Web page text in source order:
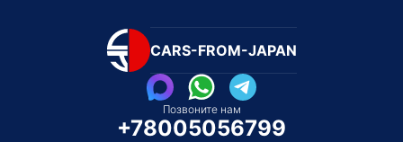
CARS-FROM-JAPAN
Позвоните нам
+78005056799